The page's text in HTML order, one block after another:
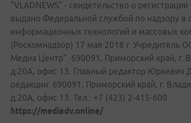
"VLADNEWS" - свидетельство о
выдано Федеральной службой по надзору в
информационных технологий и массовых
(Роскомнадзор) 17 мая 2018 г. Учредитель
Медиа Центр". 690091, Приморский край, г.
д.20А, офис 13. Главный редактор Юркевич
редакции: 690091, Приморский край, г.
д.20А, офис 13. Тел.: +7 (423) 2-415-600.
https://mediadv.online/